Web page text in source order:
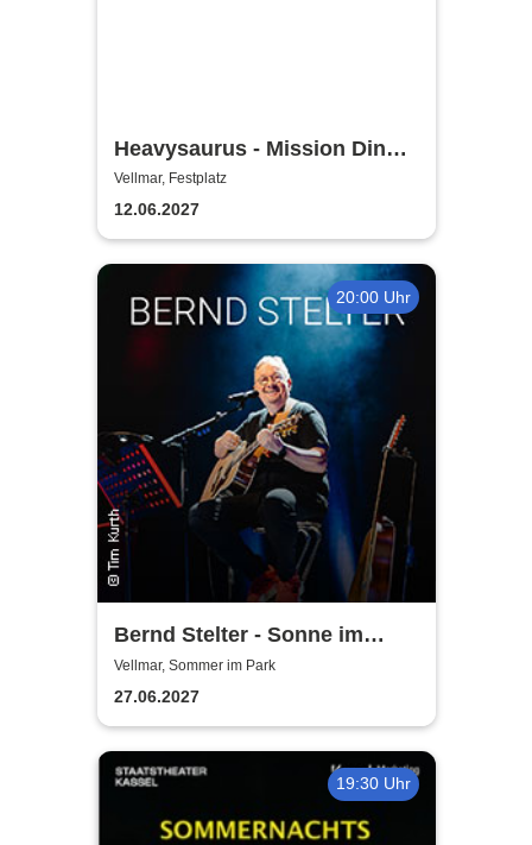
Heavysaurus - Mission Dino
Power Tour 2027
Vellmar, Festplatz
12.06.2027
20:00 Uhr
Bernd Stelter - Sonne im
Herzen, Blödsinn im Kopp!
Vellmar, Sommer im Park
27.06.2027
19:30 Uhr